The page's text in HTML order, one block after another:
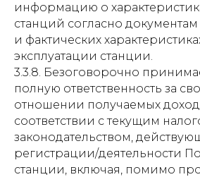
информацию о
станций согласно
и фактических
эксплуатации станции.
3.3.8. Безоговорочно
полную ответственность за
отношении получаемых
соответствии с текущим
законодательством,
регистрации/деятельности
станции, включая, помимо